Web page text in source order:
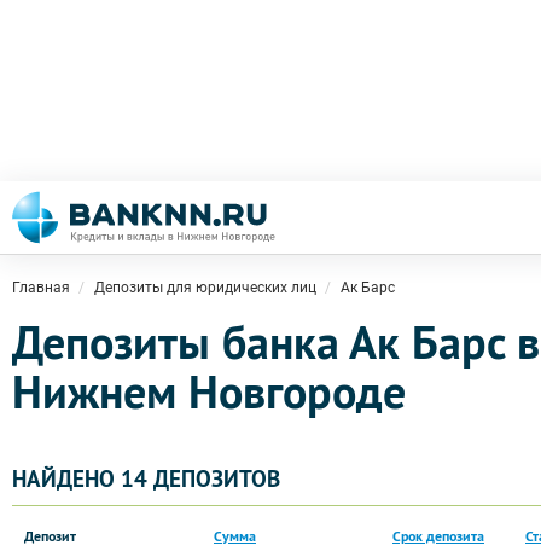
Главная Депозиты для юридических лиц Ак Барс
Депозиты банка Ак Барс в
Нижнем Новгороде
НАЙДЕНО 14 ДЕПОЗИТОВ
Депозит Сумма Срок депозита